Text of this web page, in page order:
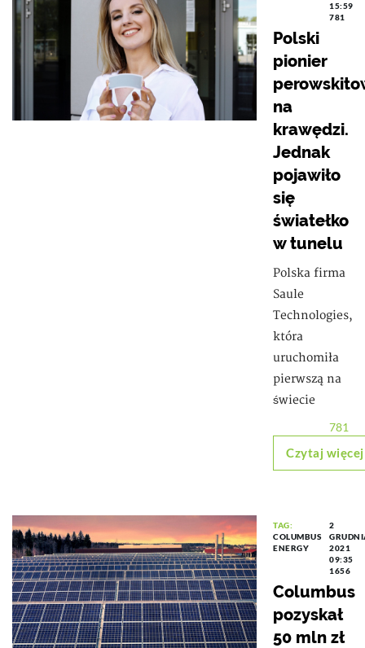
15:59
781
Polski
pionier
na
krawędzi.
Jednak
pojawiło
się
światełko
w tunelu
Polska firma
Saule
Technologies,
która
uruchomiła
pierwszą na
świecie
781
Czytaj więcej
TAG:
COLUMBUS
ENERGY
2
2021
09:35
1656
Columbus
pozyskał
50 mln zł